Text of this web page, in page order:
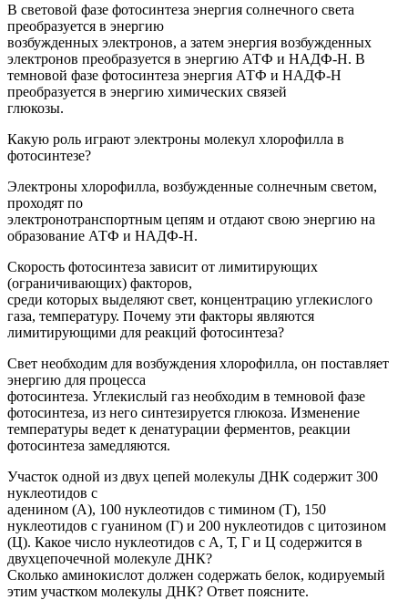
В световой фазе фотосинтеза энергия солнечного света
преобразуется в энергию
возбужденных электронов, а затем энергия возбужденных
электронов преобразуется в энергию АТФ и НАДФ-Н. В
темновой фазе фотосинтеза энергия АТФ и НАДФ-Н
преобразуется в энергию химических связей
глюкозы.
Какую роль играют электроны молекул хлорофилла в
фотосинтезе?
Электроны хлорофилла, возбужденные солнечным светом,
проходят по
электронотранспортным цепям и отдают свою энергию на
образование АТФ и НАДФ-Н.
Скорость фотосинтеза зависит от лимитирующих
(ограничивающих) факторов,
среди которых выделяют свет, концентрацию углекислого
газа, температуру. Почему эти факторы являются
лимитирующими для реакций фотосинтеза?
Свет необходим для возбуждения хлорофилла, он поставляет
энергию для процесса
фотосинтеза. Углекислый газ необходим в темновой фазе
фотосинтеза, из него синтезируется глюкоза. Изменение
температуры ведет к денатурации ферментов, реакции
фотосинтеза замедляются.
Участок одной из двух цепей молекулы ДНК содержит 300
нуклеотидов с
аденином (А), 100 нуклеотидов с тимином (Т), 150
нуклеотидов с гуанином (Г) и 200 нуклеотидов с цитозином
(Ц). Какое число нуклеотидов с А, Т, Г и Ц содержится в
двухцепочечной молекуле ДНК?
Сколько аминокислот должен содержать белок, кодируемый
этим участком молекулы ДНК? Ответ поясните.